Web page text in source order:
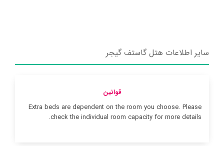
سایر اطلاعات هتل گاستف گیجر
قوانین
Extra beds are dependent on the room you choose. Please
check the individual room capacity for more details.